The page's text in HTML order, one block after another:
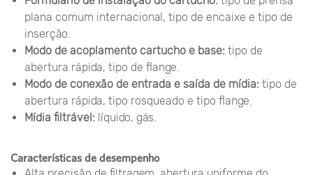
plana comum internacional, tipo de encaixe e tipo de
inserção.
Modo de acoplamento cartucho e base: tipo de
abertura rápida, tipo de flange.
Modo de conexão de entrada e saída de mídia: tipo de
abertura rápida, tipo rosqueado e tipo flange.
Mídia filtrável: líquido, gás.
Características de desempenho